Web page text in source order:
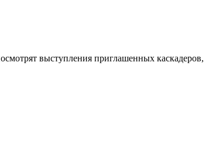
выступления приглашенных каскадеров,